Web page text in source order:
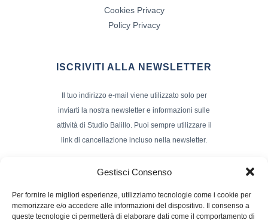
Gestisci Consenso
Per fornire le migliori esperienze, utilizziamo tecnologie come i cookie per
memorizzare e/o accedere alle informazioni del dispositivo. Il consenso a
queste tecnologie ci permetterà di elaborare dati come il comportamento di
Cookies Privacy
Policy Privacy
ISCRIVITI ALLA NEWSLETTER
Il tuo indirizzo e-mail viene utilizzato solo per
inviarti la nostra newsletter e informazioni sulle
attività di Studio Balillo. Puoi sempre utilizzare il
link di cancellazione incluso nella newsletter.
Nome e Cognome